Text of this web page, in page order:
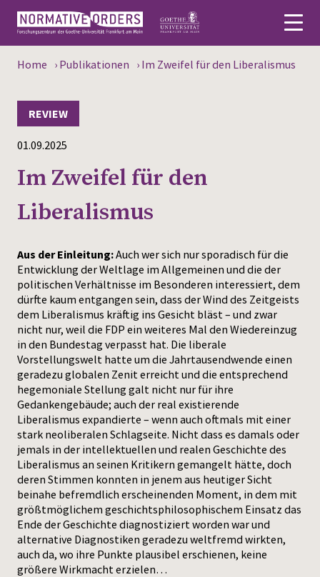
About
News
Persons
Research
Events
Publications
Media
Press
Home › Publikationen › Im Zweifel für den Liberalismus
01.09.2025
REVIEW
Im Zweifel für den
Liberalismus
Aus der Einleitung:Auch wer sich nur sporadisch für die
Entwicklung der Weltlage im Allgemeinen und die der
politischen Verhältnisse im Besonderen interessiert, dem
dürfte kaum entgangen sein, dass der Wind des Zeitgeists
dem Liberalismus kräftig ins Gesicht bläst – und zwar
nicht nur, weil die FDP ein weiteres Mal den Wiedereinzug
in den Bundestag verpasst hat. Die liberale
Vorstellungswelt hatte um die Jahrtausendwende einen
geradezu globalen Zenit erreicht und die entsprechend
hegemoniale Stellung galt nicht nur für ihre
Gedankengebäude; auch der real existierende
Liberalismus expandierte – wenn auch oftmals mit einer
stark neoliberalen Schlagseite. Nicht dass es damals oder
jemals in der intellektuellen und realen Geschichte des
Liberalismus an seinen Kritikern gemangelt hätte, doch
deren Stimmen konnten in jenem aus heutiger Sicht
beinahe befremdlich erscheinenden Moment, in dem mit
größtmöglichem geschichtsphilosophischem Einsatz das
Ende der Geschichte diagnostiziert worden war und
alternative Diagnostiken geradezu weltfremd wirkten,
auch da, wo ihre Punkte plausibel erschienen, keine
größere Wirkmacht erzielen…